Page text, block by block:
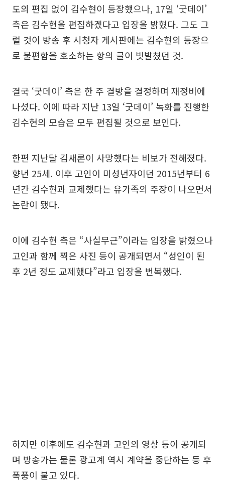
도의 편집 없이 김수현이 등장했으나, 17일 ‘굿데이’
측은 김수현을 편집하겠다고 입장을 밝혔다. 그도 그
럴 것이 방송 후 시청자 게시판에는 김수현의 등장으
로 불편함을 호소하는 항의 글이 빗발쳤던 것.
결국 ‘굿데이’ 측은 한 주 결방을 결정하며 재정비에
나섰다. 이에 따라 지난 13일 ‘굿데이’ 녹화를 진행한
김수현의 모습은 모두 편집될 것으로 보인다.
한편 지난달 김새론이 사망했다는 비보가 전해졌다.
향년 25세. 이후 고인이 미성년자이던 2015년부터 6
년간 김수현과 교제했다는 유가족의 주장이 나오면서
논란이 됐다.
이에 김수현 측은 “사실무근”이라는 입장을 밝혔으나
고인과 함께 찍은 사진 등이 공개되면서 “성인이 된
후 2년 정도 교제했다”라고 입장을 번복했다.
하지만 이후에도 김수현과 고인의 영상 등이 공개되
며 방송가는 물론 광고계 역시 계약을 중단하는 등 후
폭풍이 불고 있다.